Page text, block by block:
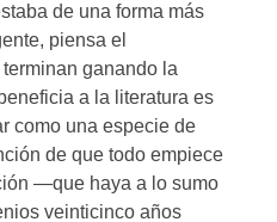
de una forma más
piensa el
ganando la
a la literatura es
como una especie de
de que todo empiece
—que haya a lo sumo
veinticinco años